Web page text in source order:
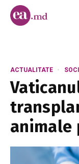
ACTUALITATE
animale